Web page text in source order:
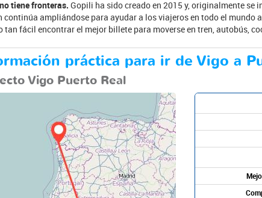
tiene fronteras. Gopili ha sido creado en 2015 y, originalmente se
continúa ampliándose para ayudar a los viajeros en todo el
tan fácil encontrar el mejor billete para moverse en tren, autobús,
práctica para ir de Vigo a
Vigo Puerto Real